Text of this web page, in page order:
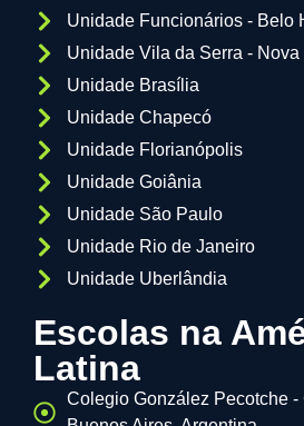
Unidade Funcionários - Belo
Unidade Vila da Serra - Nova
Unidade Brasília
Unidade Chapecó
Unidade Florianópolis
Unidade Goiânia
Unidade São Paulo
Unidade Rio de Janeiro
Unidade Uberlândia
Escolas na
Latina
Colegio González Pecotche